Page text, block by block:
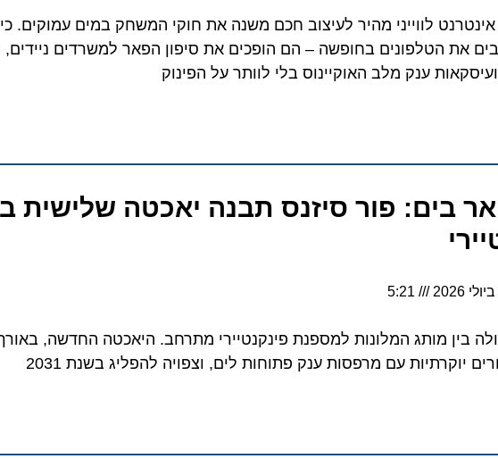
לווייני מהיר לעיצוב חכם משנה את חוקי המשחק במים עמוקים. כיום,
הטלפונים בחופשה – הם הופכים את סיפון הפאר למשרדים ניידים,
ענק מלב האוקיינוס בלי לוותר על הפינוק
בים: פור סיזנס תבנה יאכטה שלישית
5:21
יוקרתיות עם מרפסות ענק פתוחות לים, וצפויה להפליג בשנת 2031